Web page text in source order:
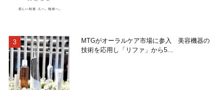
MTGがオーラルケア市場に参入 美容機器の
技術を応用し「リファ」から5...